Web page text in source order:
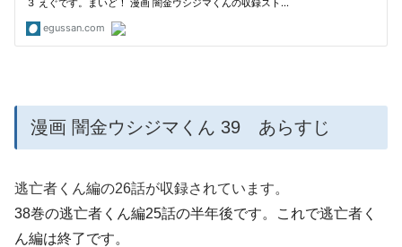
漫画 闇金ウシジマくん 39 あらすじ
逃亡者くん編の26話が収録されています。
38巻の逃亡者くん編25話の半年後です。これで逃亡者く
ん編は終了です。